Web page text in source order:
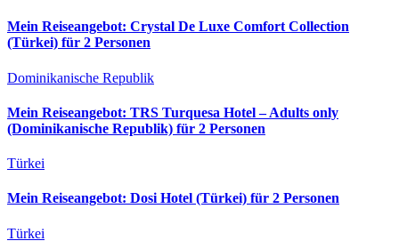
Mein Reiseangebot: Crystal De Luxe Comfort Collection
(Türkei) für 2 Personen
Dominikanische Republik
Mein Reiseangebot: TRS Turquesa Hotel – Adults only
(Dominikanische Republik) für 2 Personen
Türkei
Mein Reiseangebot: Dosi Hotel (Türkei) für 2 Personen
Türkei